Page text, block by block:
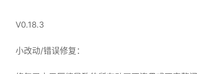
V0.18.3
小改动/错误修复：